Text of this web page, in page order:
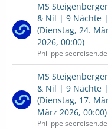
MS
& Nil | 9 Nächte |
(Dienstag, 24.
2026, 00:00)
Philippe seereisen.de
MS
& Nil | 9 Nächte |
(Dienstag, 17.
März 2026, 00:00)
Philippe seereisen.de